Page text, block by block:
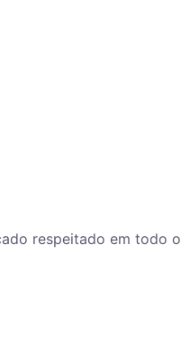
respeitado em todo o